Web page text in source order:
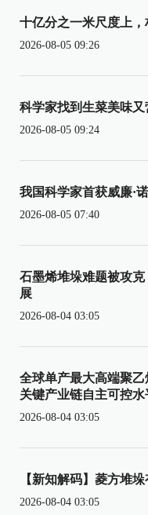
十亿分之一米尺度上
2026-08-05 09:26
科学家找到生菜美味
2026-08-05 09:24
我国科学家首获威廉·
2026-08-05 07:40
石墨烯堆垛难题被攻
展
2026-08-04 03:05
全球单产最大高端聚
关键产业链自主可控水
2026-08-04 03:05
【新知解码】菱方堆
2026-08-04 03:05